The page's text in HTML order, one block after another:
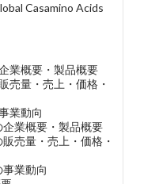
Casamino Acids
業概要・製品概要
売量・売上・価格・
業動向
企業概要・製品概要
売量・売上・価格・
業動向